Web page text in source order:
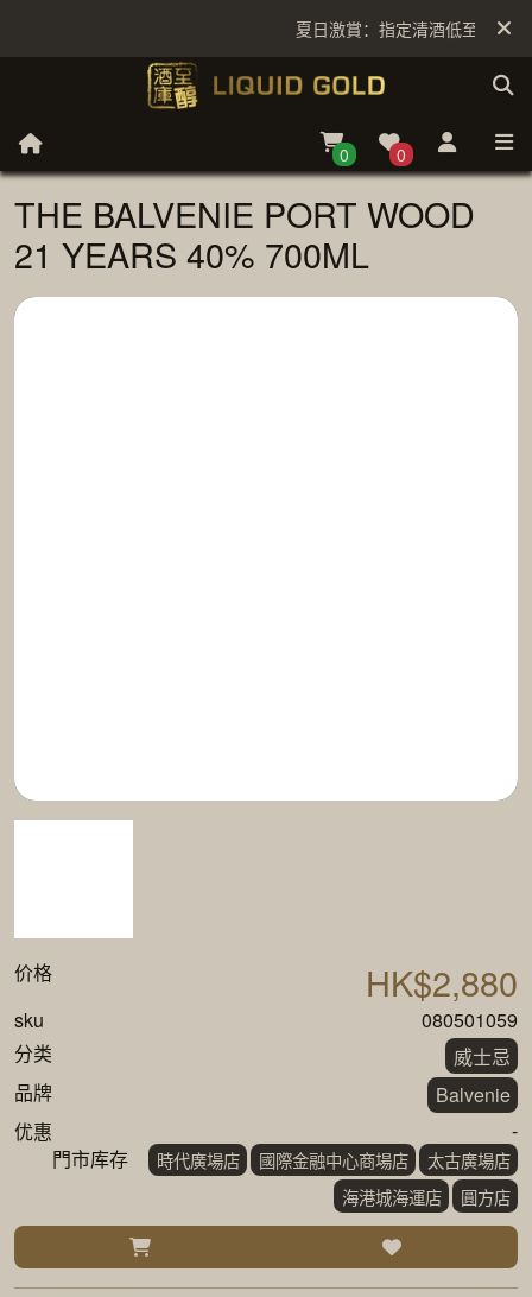
夏日激賞：指定清酒低至6折
0 0
THE BALVENIE PORT WOOD
21 YEARS 40% 700ML
价格 HK$2,880
sku
080501059
分类
威士忌
品牌
Balvenie
优惠
-
門市库存
時代廣場店 國際金融中心商場店
太古廣場店
海港城海運店
圓方店